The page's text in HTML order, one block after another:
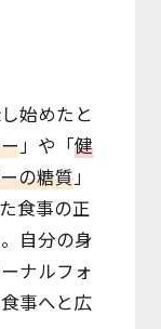
始めたと
」や「健
の糖質」
食事の正
自分の身
ナルフォ
事へと広